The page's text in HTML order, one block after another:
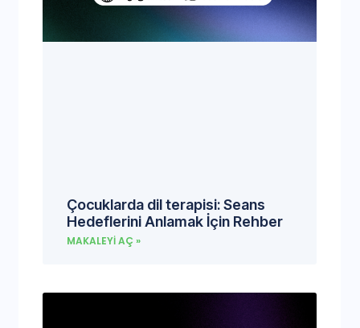
Çocuklarda dil terapisi: Seans
Hedeflerini Anlamak İçin Rehber
MAKALEYI AÇ »